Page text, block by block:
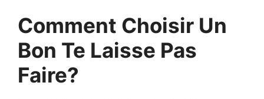
Comment Choisir Un
Bon Te Laisse Pas
Faire?